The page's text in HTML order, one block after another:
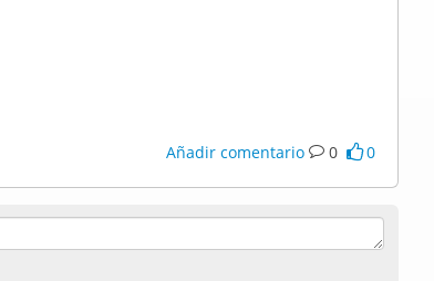
Añadir comentario 0 0